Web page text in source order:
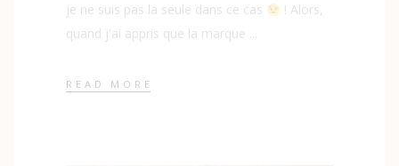
je ne suis pas la seule dans ce cas
! Alors,
quand j'ai appris que la marque
READ MORE